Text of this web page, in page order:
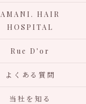
AMANI. HAIR
HOSPITAL
Rue D'or
よくある質問
当社を知る